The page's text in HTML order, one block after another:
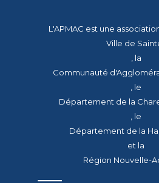
L'APMAC est une
Ville de
, la
Communauté
, le
Département de la
, le
Département de la
et la
Région Nouvelle-